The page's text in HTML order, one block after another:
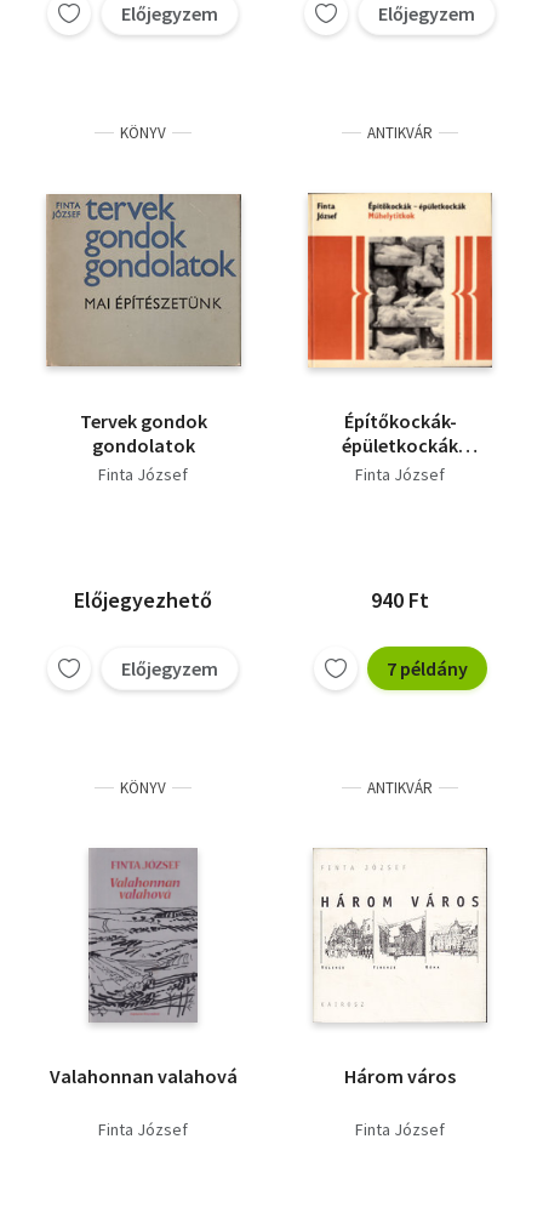
Előjegyzem Előjegyzem
KÖNYV
Tervek gondok
gondolatok
Finta József
Előjegyezhető
Előjegyzem
ANTIKVÁR
Építőkockák-
épületkockák
(Műhelytitkok)
Finta József
940 Ft
7 példány
KÖNYV
Valahonnan valahová
Finta József
ANTIKVÁR
Három város
Finta József